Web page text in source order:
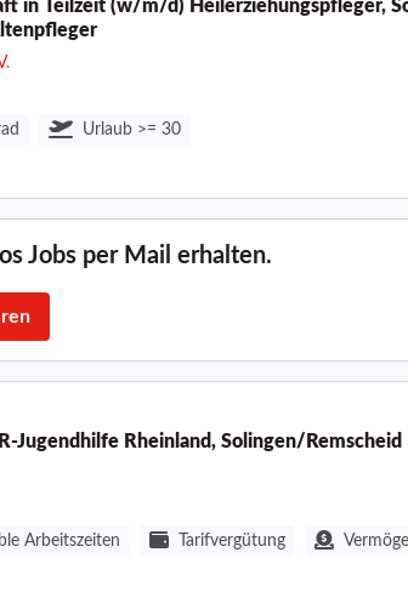
in Teilzeit (w/m/d) Heilerziehungspfleger,
Urlaub >= 30
Jobs per Mail erhalten.
Jugendhilfe Rheinland, Solingen/Remscheid
Arbeitszeiten Tarifvergütung